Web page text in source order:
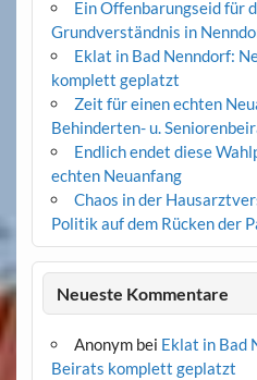
Ein Offenbarungseid für
Grundverständnis in
Eklat in Bad Nenndorf:
komplett geplatzt
Zeit für einen echten
Behinderten- u.
Endlich endet diese
echten Neuanfang
Chaos in der
Politik auf dem Rücken der
Neueste Kommentare
Anonymbei Eklat in Bad
Beirats komplett geplatzt